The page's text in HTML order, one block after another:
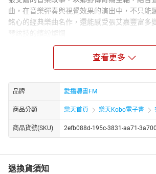
曲，在音樂彈奏與視覺效果的演出中，不只能
銘心的經典樂曲名作，還能感受張艾嘉豐富多
知名演員、編劇和電影導演，曾獲臺灣金馬獎
女主角和兩奪編劇獎，三奪金馬獎，2018年更
佳女主角和終身成就獎得主。
身兼編、導、演、監製及歌手的全才女強人-張
球,這次她用自己豐富多變的聲音表情,說起因樂
的知名鋼琴家嚴俊傑一同演出,讓聲音與樂曲,創
章節名稱：
01 遊戲人間的精靈帕克-1
查看更多
品牌 愛播聽書FM
商品分類 樂天首頁 樂天Kobo電子書
商品貨號(SKU) 2efb088d-195c-3831-aa71-
退換貨須知